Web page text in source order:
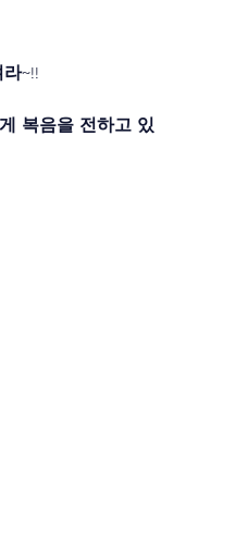
~!!
복음을 전하고 있